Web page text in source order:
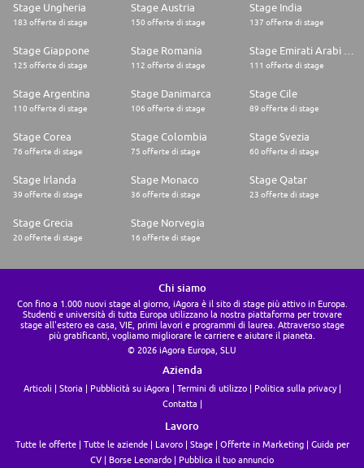
Stage Ungheria
183 offerte di stage
Stage Austria
150 offerte di stage
Stage India
137 offerte di stage
Stage Giappone
125 offerte di stage
Stage Romania
112 offerte di stage 111 offerte di stage
Stage Argentina
110 offerte di stage
Stage Danimarca
106 offerte di stage
Stage Cile
89 offerte di stage
Stage Corea
76 offerte di stage
Stage Colombia
75 offerte di stage
Stage Svezia
60 offerte di stage
Stage Irlanda
39 offerte di stage
Stage Monaco
36 offerte di stage
Stage Qatar
23 offerte di stage
Stage Grecia
20 offerte di stage
Stage Norvegia
16 offerte di stage
Chi siamo
Con fino a 1.000 nuovi stage al giorno, iAgora è il sito di stage più attivo in Europa.
Studenti e università di tutta Europa utilizzano la nostra piattaforma per trovare
stage all'estero ea casa, VIE, primi lavori e programmi di laurea. Attraverso stage
più gratificanti, vogliamo migliorare le carriere e aiutare il pianeta.
© 2026 iAgora Europa, SLU
Azienda
Articoli Storia Pubblicità su iAgora Termini di utilizzo
Politica sulla privacy
Contatta
Lavoro
Tutte le offerte Tutte le aziende Lavoro Stage Offerte in Marketing
Guida per
CV
Borse Leonardo Pubblica il tuo annuncio